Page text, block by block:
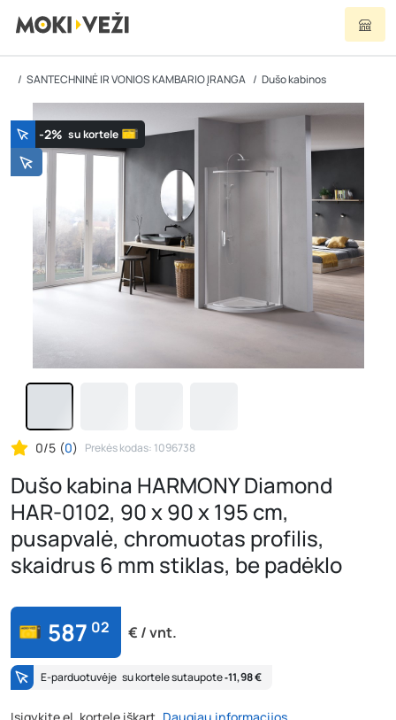
SANTECHNINĖ IR VONIOS KAMBARIO ĮRANGA Dušo kabinos
-2% su kortele
0/5 (0) Prekės kodas: 1096738
Dušo kabina HARMONY Diamond
HAR-0102, 90 x 90 x 195 cm,
pusapvalė, chromuotas profilis,
skaidrus 6 mm stiklas, be padėklo
587 02 € / vnt.
E-parduotuvėje su kortele sutaupote‐11,98 €